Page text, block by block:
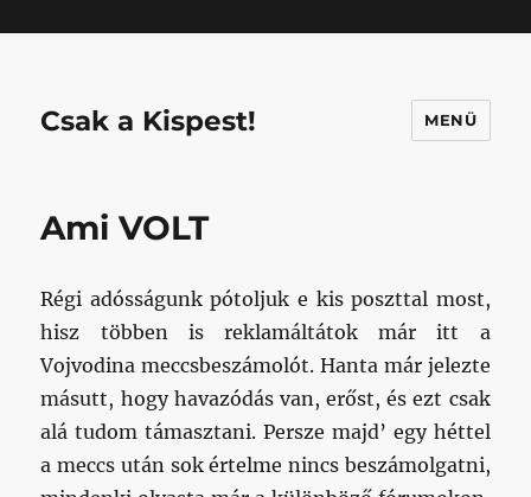
Csak a Kispest! MENÜ
Ami VOLT
Régi adósságunk pótoljuk e kis poszttal most,
hisz többen is reklamáltátok már itt a
Vojvodina meccsbeszámolót. Hanta már jelezte
másutt, hogy havazódás van, erőst, és ezt csak
alá tudom támasztani. Persze majd’ egy héttel
a meccs után sok értelme nincs beszámolgatni,